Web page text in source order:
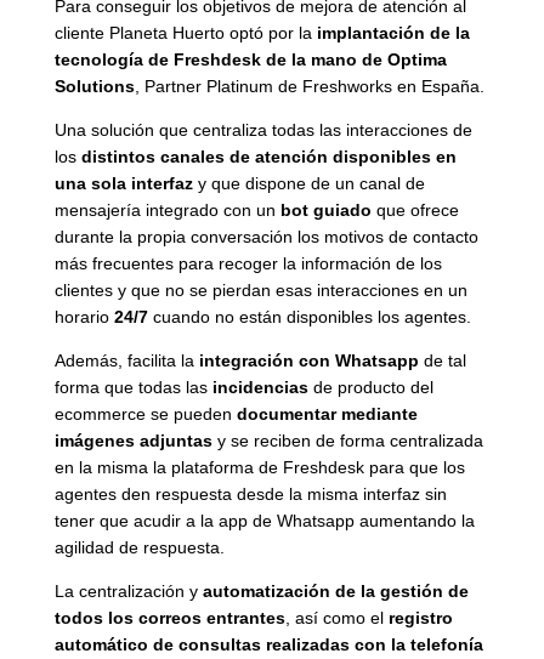
Para conseguir los objetivos de mejora de atención al
cliente Planeta Huerto optó por la implantación de la
tecnología de Freshdesk de la mano de Optima
Solutions, Partner Platinum de Freshworks en España.
Una solución que centraliza todas las interacciones de
los distintos canales de atención disponibles en
una sola interfazy que dispone de un canal de
mensajería integrado con un bot guiado que ofrece
durante la propia conversación los motivos de contacto
más frecuentes para recoger la información de los
clientes y que no se pierdan esas interacciones en un
horario 24/7cuando no están disponibles los agentes.
Además, facilita la integración con Whatsapp de tal
forma que todas las incidenciasde producto del
ecommerce se pueden documentar mediante
imágenes adjuntasy se reciben de forma centralizada
en la misma la plataforma de Freshdesk para que los
agentes den respuesta desde la misma interfaz sin
tener que acudir a la app de Whatsapp aumentando la
agilidad de respuesta.
La centralización y automatización de la gestión de
todos los correos entrantes, así como el registro
automático de consultas realizadas con la telefonía